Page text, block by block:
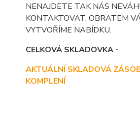
NENAJDETE TAK NÁS
KONTAKTOVAT, OBRATEM
VYTVOŘÍME NABÍDKU.
CELKOVÁ SKLADOVKA -
AKTUÁLNÍ SKLADOVÁ
KOMPLENÍ